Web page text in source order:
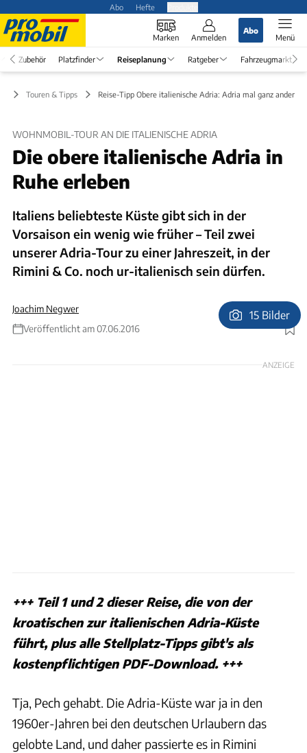
Abo Hefte
Marken Anmelden
Abo
Menü
Zubehör Platzfinder Reiseplanung Ratgeber Fahrzeugmarkt
Touren & Tipps Reise-Tipp Obere italienische Adria: Adria mal ganz anders
WOHNMOBIL-TOUR AN DIE ITALIENISCHE ADRIA
Die obere italienische Adria in
Ruhe erleben
Italiens beliebteste Küste gibt sich in der
Vorsaison ein wenig wie früher – Teil zwei
unserer Adria-Tour zu einer Jahreszeit, in der
Rimini & Co. noch ur-italienisch sein dürfen.
Joachim Negwer
Veröffentlicht am 07.06.2016
Foto: Joachim Negwer, carinthian/Fotolia (1)
15 Bilder
ANZEIGE
+++ Teil 1 und 2 dieser Reise, die von der
kroatischen zur italienischen Adria-Küste
führt, plus alle Stellplatz-Tipps gibt's als
kostenpflichtigen PDF-Download. +++
Tja, Pech gehabt. Die Adria-Küste war ja in den
1960er-Jahren bei den deutschen Urlaubern das
gelobte Land, und daher passierte es in Rimini